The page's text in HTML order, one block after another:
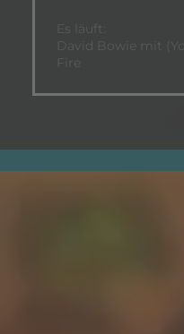
Es läuft:
David Bowie mit
Fire